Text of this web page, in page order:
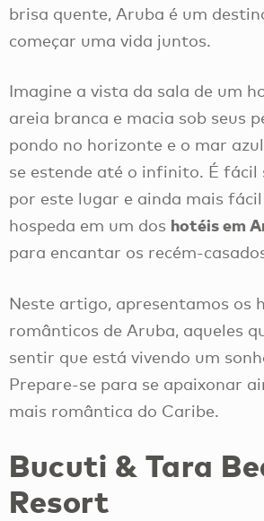
brisa quente, Aruba é um
começar uma vida juntos.
Imagine a vista da sala de um
areia branca e macia sob seus
pondo no horizonte e o mar
se estende até o infinito. É fácil
por este lugar e ainda mais
hospeda em um dos hotéis em
para encantar os recém-
Neste artigo, apresentamos os
românticos de Aruba, aqueles
sentir que está vivendo um
Prepare-se para se apaixonar
mais romântica do Caribe.
Bucuti & Tara
Resort